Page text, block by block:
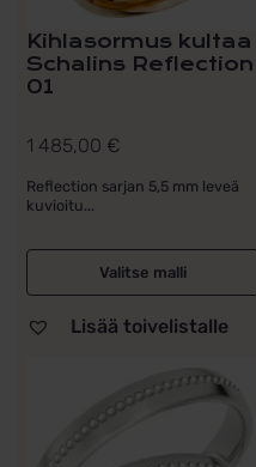
Kihlasormus kultaa
Schalins Reflection
01
1 485,00 €
Reflection sarjan 5,5 mm leveä
kuvioitu...
Valitse malli
Lisää toivelistalle